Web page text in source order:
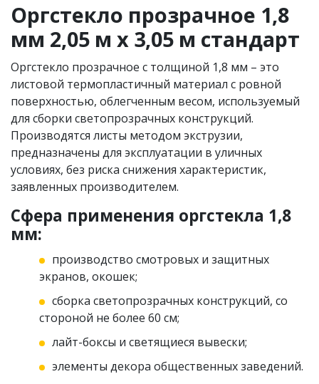
Оргстекло прозрачное 1,8
мм 2,05 м х 3,05 м стандарт
Оргстекло прозрачное с толщиной 1,8 мм – это
листовой термопластичный материал с ровной
поверхностью, облегченным весом, используемый
для сборки светопрозрачных конструкций.
Производятся листы методом экструзии,
предназначены для эксплуатации в уличных
условиях, без риска снижения характеристик,
заявленных производителем.
Сфера применения оргстекла 1,8
мм:
производство смотровых и защитных
экранов, окошек;
сборка светопрозрачных конструкций, со
стороной не более 60 см;
лайт-боксы и светящиеся вывески;
элементы декора общественных заведений.